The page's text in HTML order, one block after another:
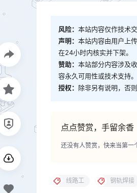
风险： 本站内容仅作技术
声明： 本站内容由用户上
在24小时内核实并下架。
赞助： 本站部分内容涉及
容永久可用性或技术支持。
授权： 除非另有说明，否
点点赞赏，手留余香
还没有人赞赏，快来当第一
线路工 钢轨焊接